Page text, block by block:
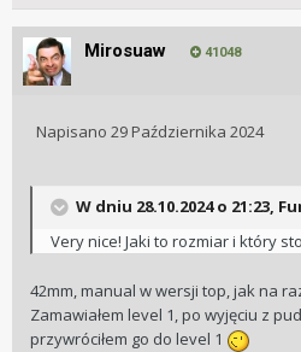
Mirosuaw 41048
Napisano 29 Października 2024
W dniu 28.10.2024 o 21:23,
Very nice! Jaki to rozmiar i który
42mm, manual w wersji top, jak na
Zamawiałem level 1, po wyjęciu z
przywróciłem go do level 1